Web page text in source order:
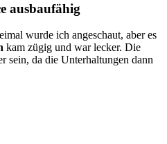
ausbaufähig
wurde ich angeschaut, aber es
kam zügig und war lecker. Die
sein, da die Unterhaltungen dann